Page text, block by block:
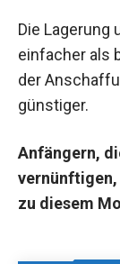
Die Lagerung
einfacher als
der
günstiger.
Anfängern,
vernünftigen,
zu diesem